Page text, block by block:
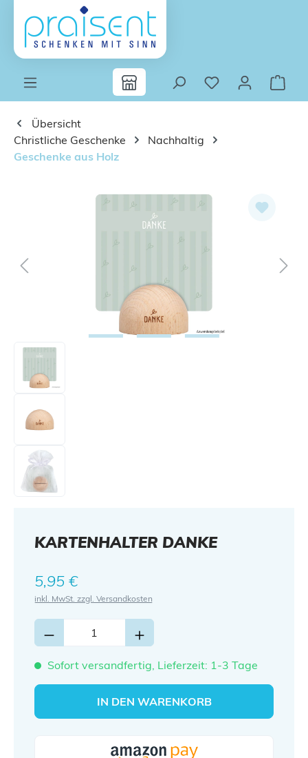
Zum Hauptinhalt springen
Übersicht
Christliche Geschenke
Nachhaltig
Geschenke aus Holz
Bildergalerie überspringen
KARTENHALTER DANKE
Regulärer Preis:
5,95 €
inkl. MwSt. zzgl. Versandkosten
Sofort versandfertig, Lieferzeit: 1-3 Tage
IN DEN WARENKORB